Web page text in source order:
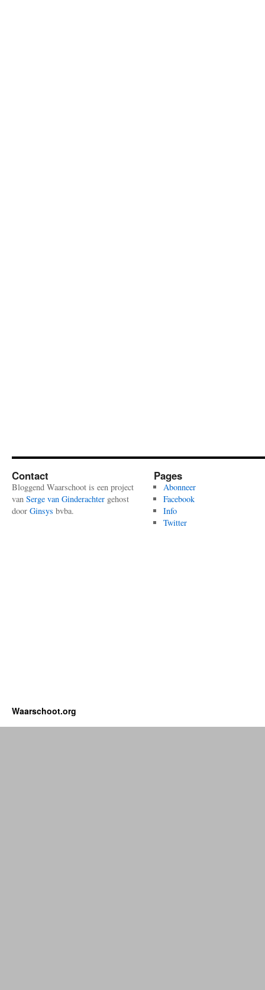
Contact
Bloggend Waarschoot is een project
van Serge van Ginderachter gehost
door Ginsys bvba.
Pages
Abonneer
Facebook
Info
Twitter
Waarschoot.org